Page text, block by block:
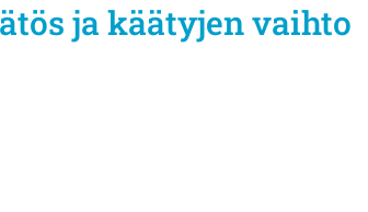
ja käätyjen vaihto